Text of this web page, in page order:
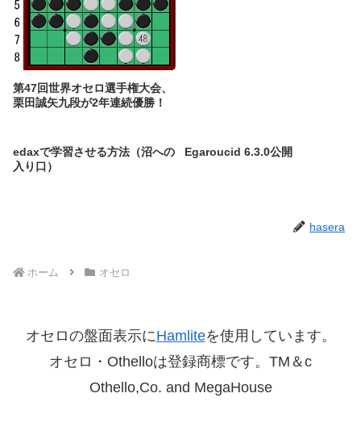
第47回世界オセロ選手権大会、
栗田誠矢九段が2年連続優勝！
edaxで学習させる方法（沼への
入り口）
Egaroucid 6.3.0公開
hasera
ホーム オセロ
オセロの盤面表示にHamliteを使用しています。
オセロ・Othelloは登録商標です。TM＆c
Othello,Co. and MegaHouse